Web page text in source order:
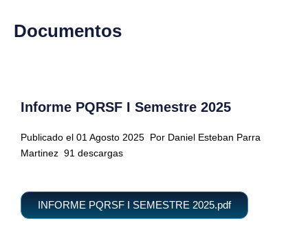
Documentos
Informe PQRSF I Semestre 2025
Publicado el 01 Agosto 2025 Por Daniel Esteban Parra
Martinez 91 descargas
INFORME PQRSF I SEMESTRE 2025.pdf